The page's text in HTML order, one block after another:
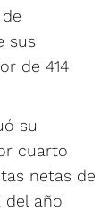
sus
de 414
su
cuarto
netas de
del año